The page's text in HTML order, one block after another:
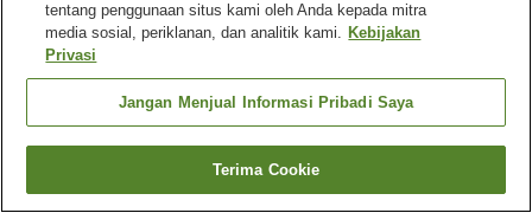
Tempat parkir
Kafe
Mesin penjual otomatis
Toko
Jepang Shizuoka
Kota Izu
Nishi Izutoi Onsen Meijikan
Cari kamar
tentang penggunaan situs kami oleh Anda kepada mitra
media sosial, periklanan, dan analitik kami. Kebijakan
Privasi
Jangan Menjual Informasi Pribadi Saya
Terima Cookie